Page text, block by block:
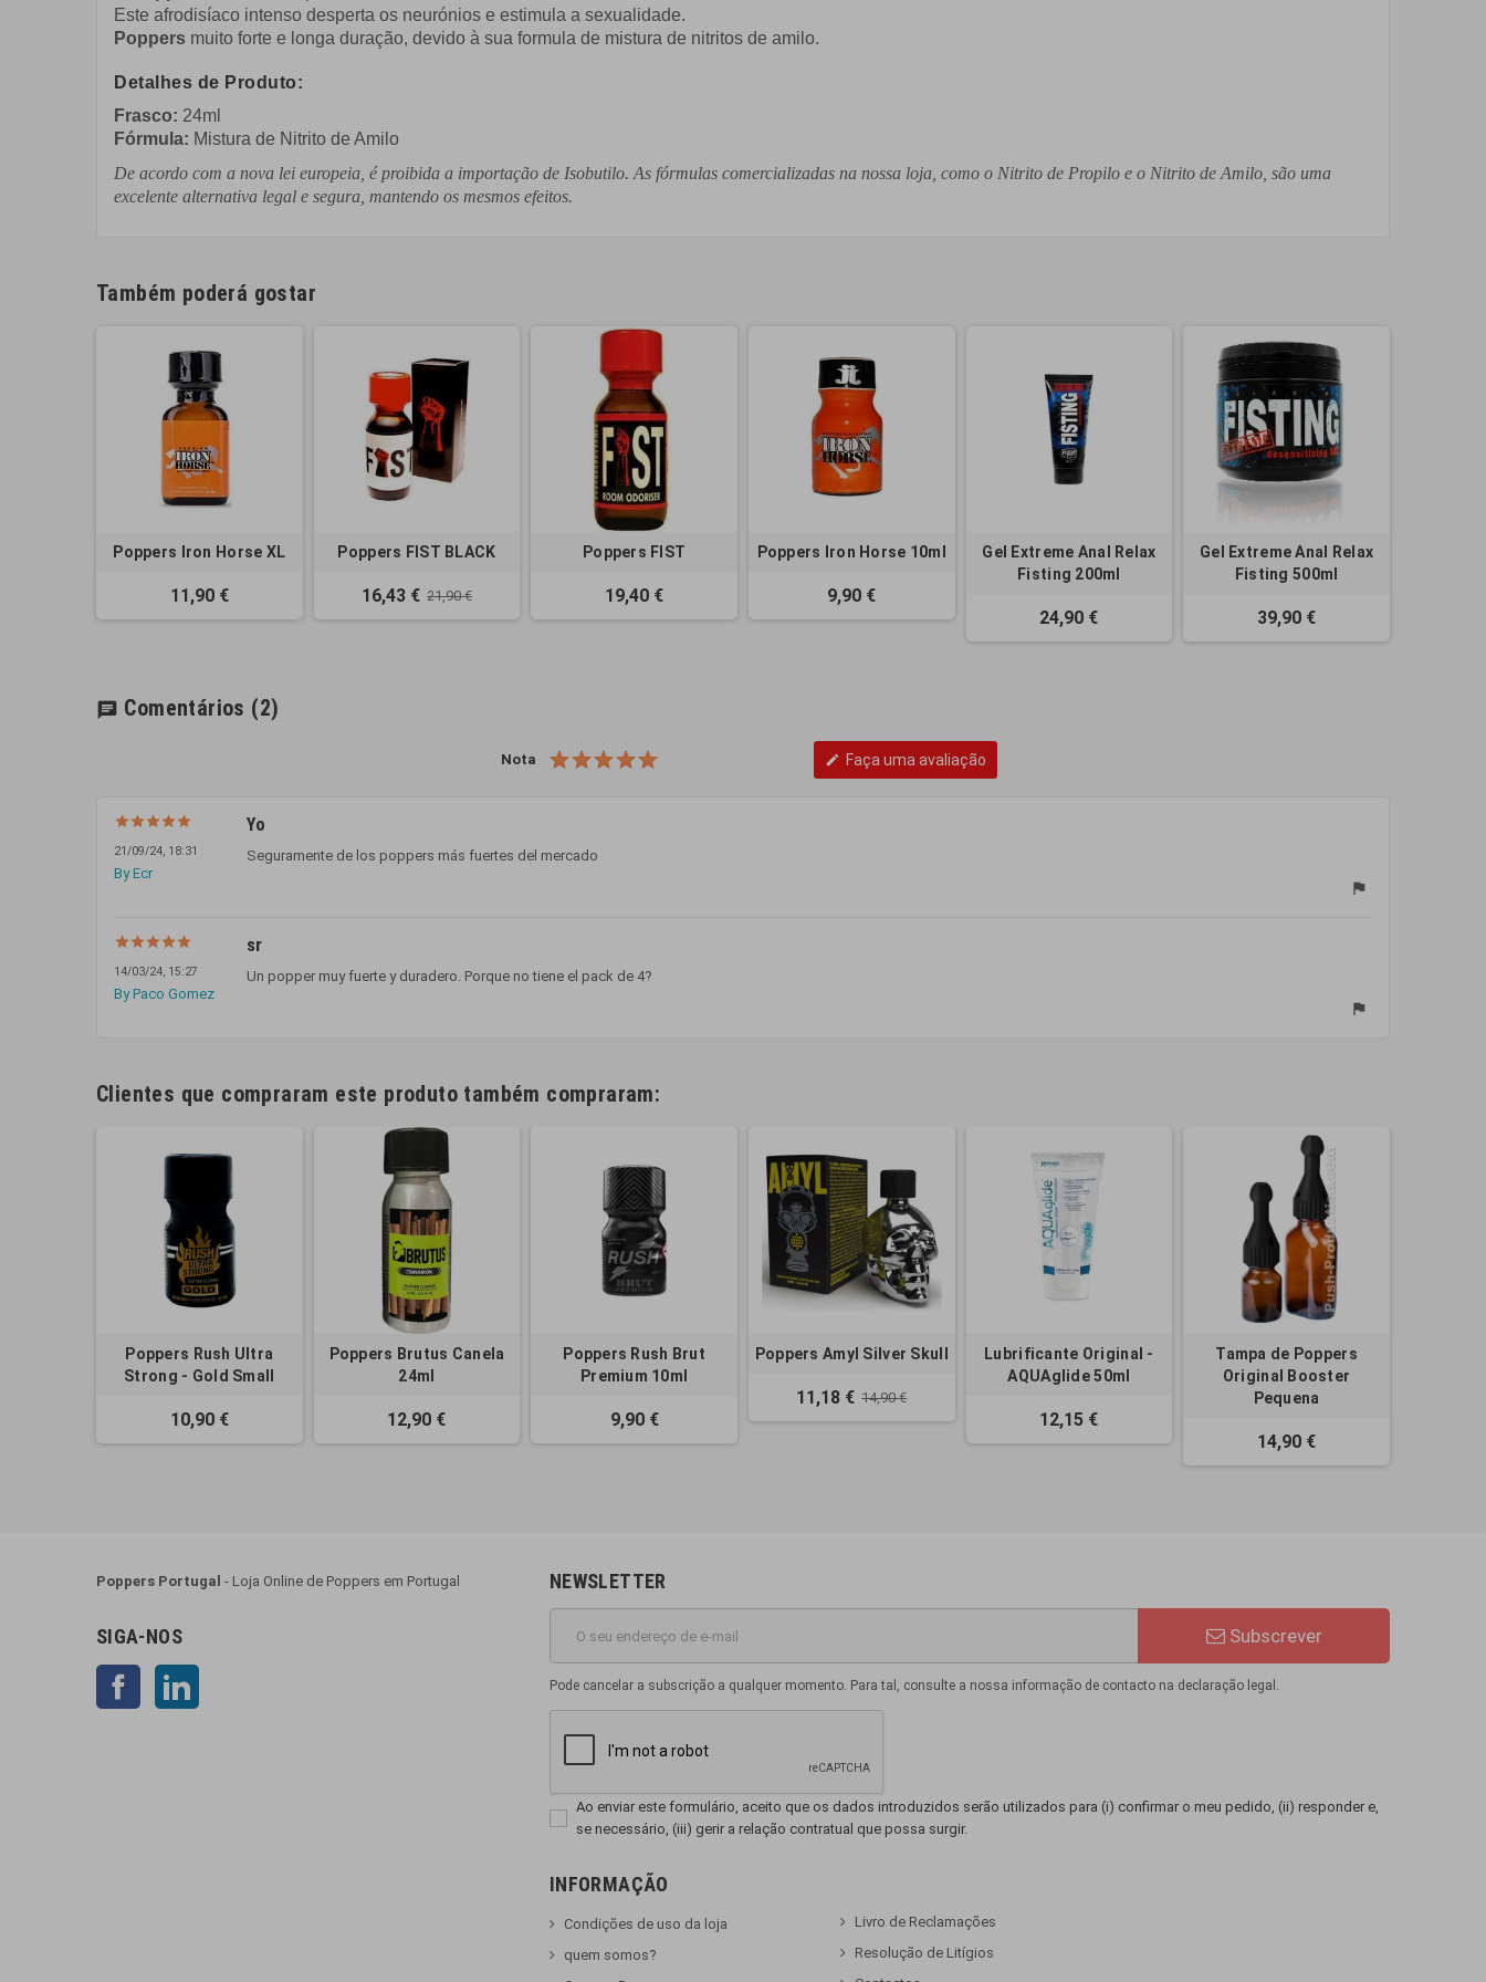
Este afrodisíaco intenso desperta os neurónios e estimula a sexualidade.
Poppers muito forte e longa duração, devido à sua formula de mistura de nitritos de amilo.
Detalhes de Produto:
Frasco: 24ml
Fórmula: Mistura de Nitrito de Amilo
De acordo com a nova lei europeia, é proibida a importação de Isobutilo. As fórmulas comercializadas na nossa loja, como o Nitrito de Propilo e o Nitrito de Amilo, são uma
excelente alternativa legal e segura, mantendo os mesmos efeitos.
Também poderá gostar
Poppers Iron Horse XL
11,90 €
Poppers FIST BLACK
16,43 € 21,90 €
Poppers FIST
19,40 €
Poppers Iron Horse 10ml
9,90 €
Gel Extreme Anal Relax
Fisting 200ml
24,90 €
Gel Extreme Anal Relax
Fisting 500ml
39,90 €
chat Comentários (2)
Nota edit Faça uma avaliação
21/09/24, 18:31
By Ecr
Yo
Seguramente de los poppers más fuertes del mercado
flag
14/03/24, 15:27
By Paco Gomez
sr
Un popper muy fuerte y duradero. Porque no tiene el pack de 4?
flag
Clientes que compraram este produto também compraram:
Poppers Rush Ultra
Strong - Gold Small
10,90 €
Poppers Brutus Canela
24ml
12,90 €
Poppers Rush Brut
Premium 10ml
9,90 €
Poppers Amyl Silver Skull
11,18 € 14,90 €
Lubrificante Original -
AQUAglide 50ml
12,15 €
Tampa de Poppers
Original Booster
Pequena
14,90 €
Poppers Portugal - Loja Online de Poppers em Portugal
SIGA-NOS
Facebook
NEWSLETTER
Subscrever
Pode cancelar a subscrição a qualquer momento. Para tal, consulte a nossa informação de contacto na declaração legal.
Ao enviar este formulário, aceito que os dados introduzidos serão utilizados para (i) confirmar o meu pedido, (ii) responder e,
se necessário, (iii) gerir a relação contratual que possa surgir.
INFORMAÇÃO
Condições de uso da loja
quem somos?
Livro de Reclamações
Resolução de Litígios